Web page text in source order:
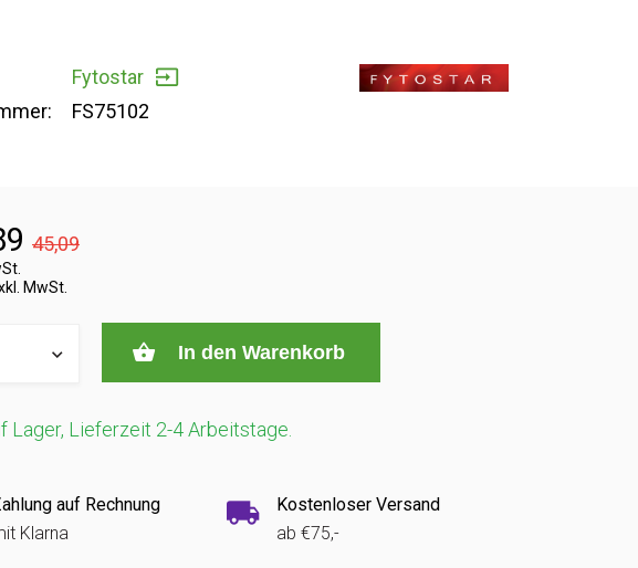
Fytostar
FS75102
45,09
MwSt.
In den Warenkorb
Lager, Lieferzeit 2-4 Arbeitstage.
auf Rechnung
Klarna
Kostenloser Versand
ab €75,-